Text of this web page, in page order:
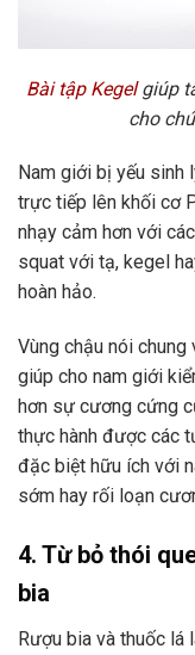
Bài tập Kegelgiúp
cho
Nam giới bị yếu sinh
trực tiếp lên khối cơ
nhạy cảm hơn với
squat với tạ, kegel
hoàn hảo.
Vùng chậu nói
giúp cho nam giới
hơn sự cương cứng
thực hành được các
đặc biệt hữu ích với
sớm hay rối loạn
4. Từ bỏ thói
bia
Rượu bia và thuốc lá